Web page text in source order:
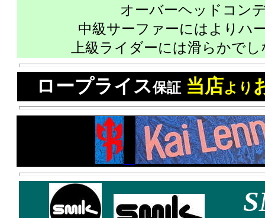
オーバーヘッドコン
中級サーファーにはよりハ
上級ライダーには滑らかで
ロープライス保証 当店より